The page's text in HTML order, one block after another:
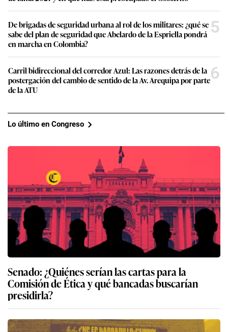
De brigadas de seguridad urbana al rol de los militares: ¿qué se
sabe del plan de seguridad que Abelardo de la Espriella pondrá
en marcha en Colombia?
5
Carril bidireccional del corredor Azul: Las razones detrás de la
postergación del cambio de sentido de la Av. Arequipa por parte
de la ATU
6
Lo último en Congreso
Senado: ¿Quiénes serían las cartas para la
Comisión de Ética y qué bancadas buscarían
presidirla?